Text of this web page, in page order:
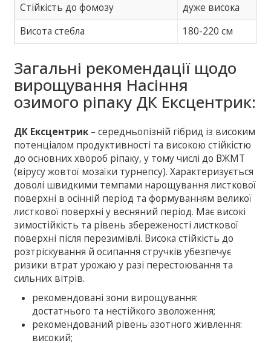
Стійкість до фомозу
дуже висока
Висота стебла
180-220 см
Загальні рекомендації щодо
вирощування Насіння
озимого ріпаку ДК Ексцентрик:
ДК Ексцентрик – середньопізній гібрид із високим
потенціалом продуктивності та високою стійкістю
до основних хвороб ріпаку, у тому числі до ВЖМТ
(вірусу жовтої мозаїки турнепсу). Характеризується
доволі швидкими темпами нарощування листкової
поверхні в осінній період та формуванням великої
листкової поверхні у весняний період. Має високі
зимостійкість та рівень збереженості листкової
поверхні після перезимівлі. Висока стійкість до
розтріскування й осипання стручків убезпечує
ризики втрат урожаю у разі перестоювання та
сильних вітрів.
рекомендовані зони вирощування:
достатнього та нестійкого зволоження;
рекомендований рівень азотного живлення:
високий;